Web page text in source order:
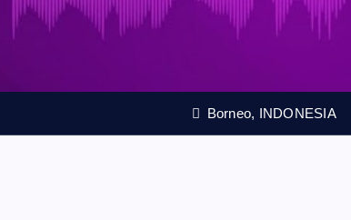
Borneo, INDONESIA